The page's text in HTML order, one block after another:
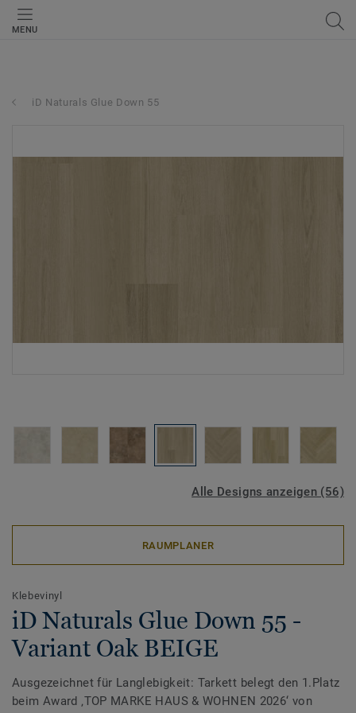
MENU
iD Naturals Glue Down 55
Alle Designs anzeigen (56)
RAUMPLANER
Klebevinyl
iD Naturals Glue Down 55 -
Variant Oak BEIGE
Ausgezeichnet für Langlebigkeit: Tarkett belegt den 1.Platz
beim Award ‚TOP MARKE HAUS & WOHNEN 2026‘ von